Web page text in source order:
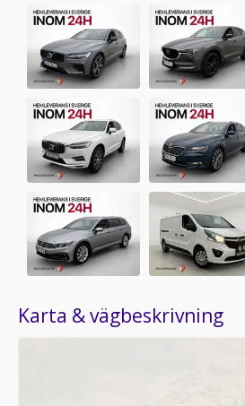
Karta & vägbeskrivning